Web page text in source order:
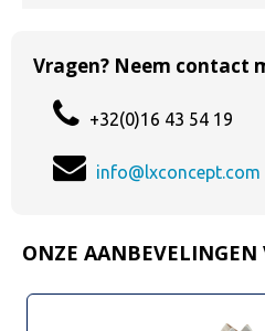
Vragen? Neem contact
+32(0)16 43 54 19
info@lxconcept.com
ONZE AANBEVELINGEN